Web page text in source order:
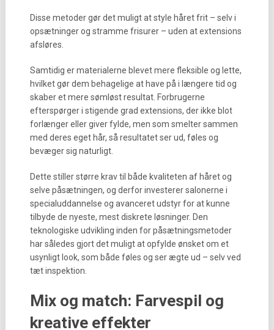
Disse metoder gør det muligt at style håret frit – selv i
opsætninger og stramme frisurer – uden at extensions
afsløres.
Samtidig er materialerne blevet mere fleksible og lette,
hvilket gør dem behagelige at have på i længere tid og
skaber et mere sømløst resultat. Forbrugerne
efterspørger i stigende grad extensions, der ikke blot
forlænger eller giver fylde, men som smelter sammen
med deres eget hår, så resultatet ser ud, føles og
bevæger sig naturligt.
Dette stiller større krav til både kvaliteten af håret og
selve påsætningen, og derfor investerer salonerne i
specialuddannelse og avanceret udstyr for at kunne
tilbyde de nyeste, mest diskrete løsninger. Den
teknologiske udvikling inden for påsætningsmetoder
har således gjort det muligt at opfylde ønsket om et
usynligt look, som både føles og ser ægte ud – selv ved
tæt inspektion.
Mix og match: Farvespil og
kreative effekter